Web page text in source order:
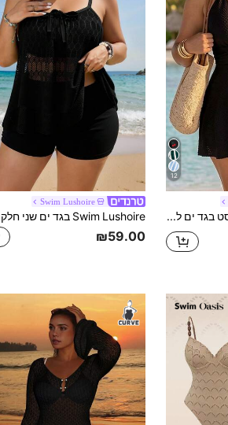
12
Swim Lushoire סט בגד ים לנשים במידה גדולה, סגנון קמיסול מחמיא, שחור, קיץ 2026, למראה בוגר, לחוף הים
Swim Lushoire
₪59.00